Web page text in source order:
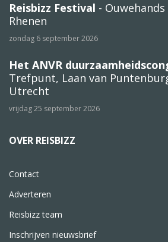
Reisbizz Festival -
Rhenen
zondag 6 september 2026
Het ANVR
Trefpunt, Laan van
Utrecht
vrijdag 25 september 2026
OVER REISBIZZ
Contact
Adverteren
Reisbizz team
Inschrijven nieuwsbrief